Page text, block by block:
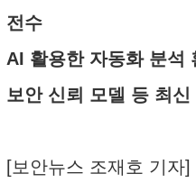
전수
AI 활용한 자동화 분석
보안 신뢰 모델 등 최
[보안뉴스 조재호 기자